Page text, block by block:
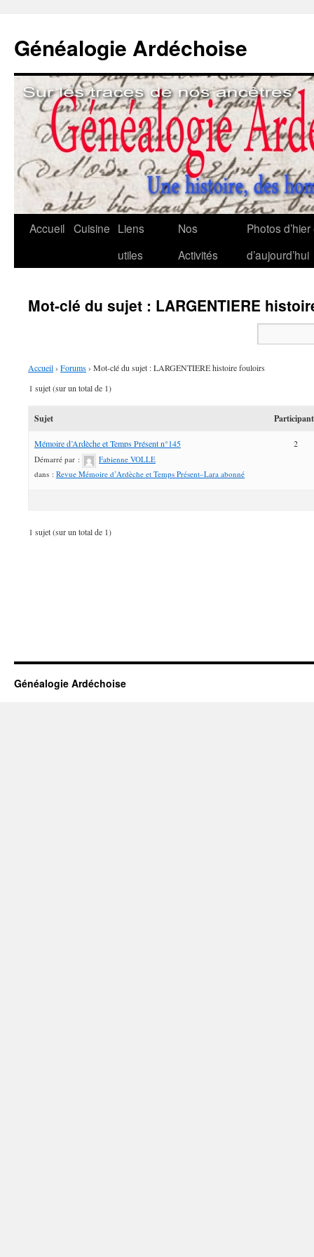
Généalogie Ardéchoise
Aller
Accueil Cuisine Liens
utiles
Nos
Activités
Photos d’hier
d’aujourd’hui
Mot-clé du sujet : LARGENTIERE
Accueil› Forums› Mot-clé du sujet : LARGENTIERE histoire fouloirs
1 sujet (sur un total de 1)
Sujet
Mémoire d’Ardèche et Temps Présent n°145
Démarré par :
Fabienne VOLLE
dans : Revue Mémoire d’Ardèche et Temps Présent–Lara abonné
2
1 sujet (sur un total de 1)
Généalogie Ardéchoise